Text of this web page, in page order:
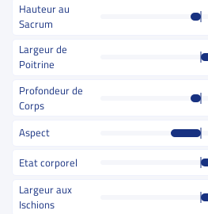
Hauteur au
Sacrum
Largeur de
Poitrine
Profondeur de
Corps
Aspect
Etat corporel
Largeur aux
Ischions